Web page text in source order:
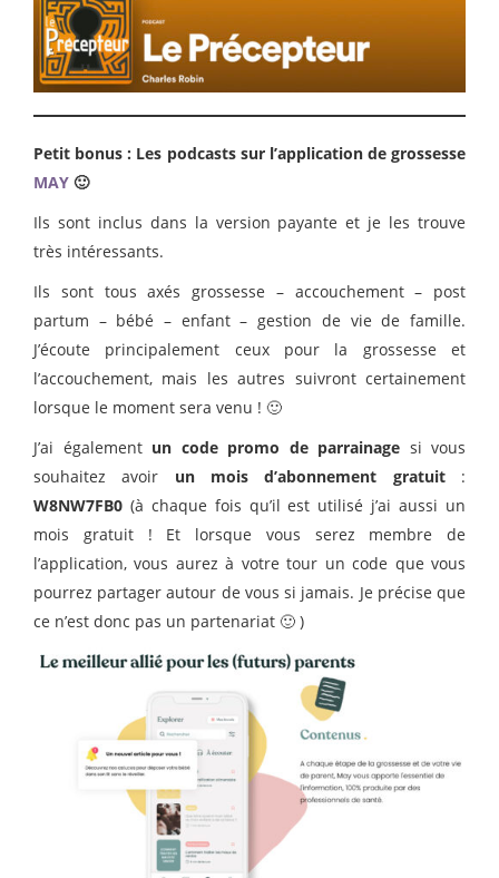
Petit bonus : Les podcasts sur l’application de grossesse
MAY 🙂
Ils sont inclus dans la version payante et je les trouve
très intéressants.
Ils sont tous axés grossesse – accouchement – post
partum – bébé – enfant – gestion de vie de famille.
J’écoute principalement ceux pour la grossesse et
l’accouchement, mais les autres suivront certainement
lorsque le moment sera venu ! 🙂
J’ai également un code promo de parrainage si vous
souhaitez avoir un mois d’abonnement gratuit :
W8NW7FB0 (à chaque fois qu’il est utilisé j’ai aussi un
mois gratuit ! Et lorsque vous serez membre de
l’application, vous aurez à votre tour un code que vous
pourrez partager autour de vous si jamais. Je précise que
ce n’est donc pas un partenariat 🙂 )